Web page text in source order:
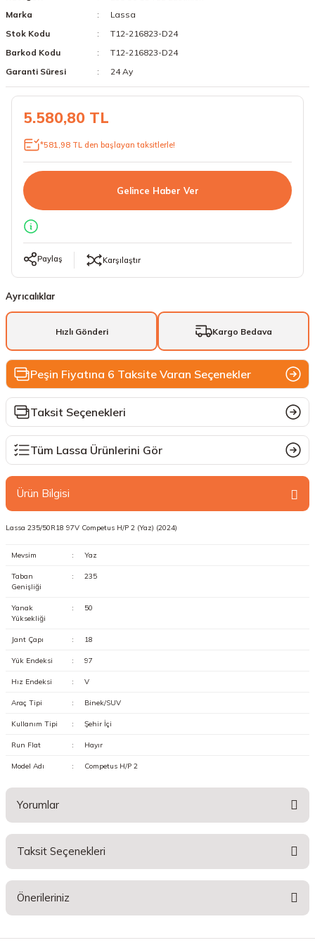
19 Lastikler
20 Lastikler
23 Lastikler
Marka
Lassa
Stok Kodu
T12-216823-D24
Barkod Kodu
T12-216823-D24
Garanti Süresi
24 Ay
5.580,80 TL
*581,98 TL den başlayan taksitlerle!
Gelince Haber Ver
Paylaş Karşılaştır
Ayrıcalıklar
Hızlı Gönderi Kargo Bedava
Peşin Fiyatına 6 Taksite Varan Seçenekler
Taksit Seçenekleri
Tüm Lassa Ürünlerini Gör
Ürün Bilgisi
Lassa 235/50R18 97V Competus H/P 2 (Yaz) (2024)
Mevsim : Yaz
Taban
Genişliği
: 235
Yanak
Yüksekliği
: 50
Jant Çapı : 18
Yük Endeksi : 97
Hız Endeksi : V
Araç Tipi : Binek/SUV
Kullanım Tipi : Şehir İçi
Run Flat : Hayır
Model Adı : Competus H/P 2
Yorumlar
Taksit Seçenekleri
Önerileriniz